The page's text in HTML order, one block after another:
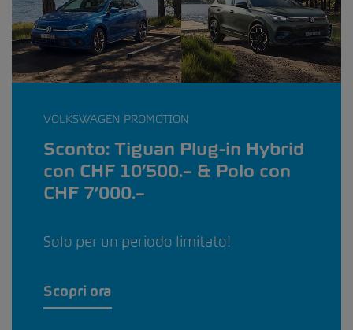
VOLKSWAGEN PROMOTION
Sconto: Tiguan Plug-in Hybrid
con CHF 10’500.– & Polo con
CHF 7’000.–
Solo per un periodo limitato!
Scopri ora